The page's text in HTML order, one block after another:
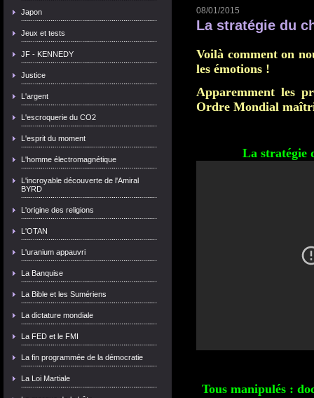
Japon
Jeux et tests
JF - KENNEDY
Justice
L'argent
L'escroquerie du CO2
L'esprit du moment
L'homme électromagnétique
L'incroyable découverte de l'Amiral
BYRD
L'origine des religions
L'OTAN
L'uranium appauvri
La Banquise
La Bible et les Sumériens
La dictature mondiale
La FED et le FMI
La fin programmée de la démocratie
La Loi Martiale
08/01/2015
La stratégie du
Voilà comment on
les émotions !
Apparemment les
Ordre Mondial
La stratégie
Tous manipulés :